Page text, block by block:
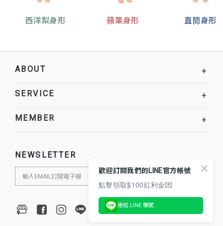
西洋梨身形 蘋果身形 直筒身形
ABOUT +
SERVICE +
MEMBER +
NEWSLETTER
歡迎訂閱我們的LINE官方帳號
點擊領取$100紅利金💌
連結 LINE 帳號